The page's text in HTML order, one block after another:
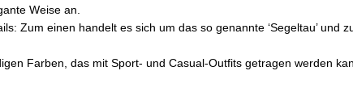
Weise an.
Zum einen handelt es sich um das so genannte ‘Segeltau’ und
Farben, das mit Sport- und Casual-Outfits getragen werden